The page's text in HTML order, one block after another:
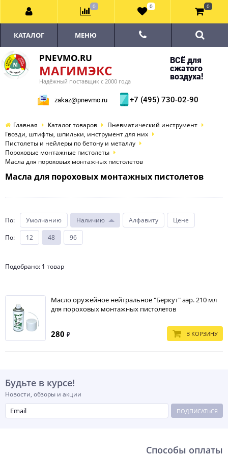
PNEVMO.RU
МАГИМЭКС
Надёжный поставщик с 2000 года
ВСЁ для
сжатого
воздуха!
zakaz@pnevmo.ru +7 (495) 730-02-90
КАТАЛОГ МЕНЮ
Главная Каталог товаров
Пневматический инструмент
Гвозди, штифты, шпильки, инструмент для них
Пистолеты и нейлеры по бетону и металлу
Пороховые монтажные пистолеты
Масла для пороховых монтажных пистолетов
Масла для пороховых монтажных пистолетов
По: Умолчанию Наличию Алфавиту
Цене
По: 12 48 96
Подобрано: 1 товар
Масло оружейное нейтральное "Беркут" аэр. 210 мл
для пороховых монтажных пистолетов
280 ₽ В КОРЗИНУ
Будьте в курсе!
Новости, обзоры и акции
ПОДПИСАТЬСЯ
Способы оплаты
0 0 0